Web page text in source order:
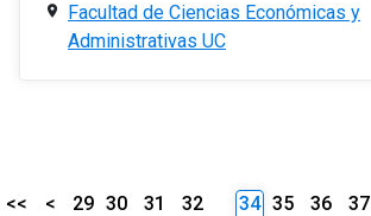
Facultad de Ciencias Económicas y
Administrativas UC
<< < 29 30 31
32
34 35 36
37